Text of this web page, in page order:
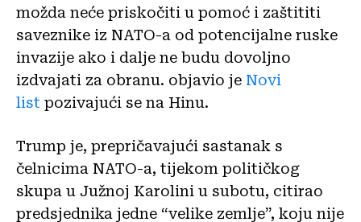
možda neće priskočiti u pomoć i zaštititi
saveznike iz NATO-a od potencijalne ruske
invazije ako i dalje ne budu dovoljno
izdvajati za obranu. objavio je Novi
list pozivajući se na Hinu.
Trump je, prepričavajući sastanak s
čelnicima NATO-a, tijekom političkog
skupa u Južnoj Karolini u subotu, citirao
predsjednika jedne “velike zemlje”, koju nije